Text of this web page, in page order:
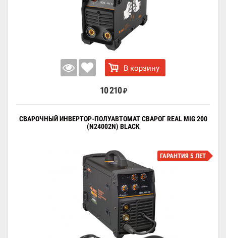
В корзину
10 210 ₽
СВАРОЧНЫЙ ИНВЕРТОР-ПОЛУАВТОМАТ СВАРОГ REAL MIG 200
(N24002N) BLACK
ГАРАНТИЯ 5 ЛЕТ